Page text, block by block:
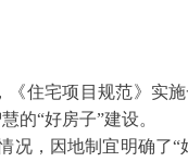
《住宅项目规范》实
的“好房子”建设。
况，因地制宜明确了